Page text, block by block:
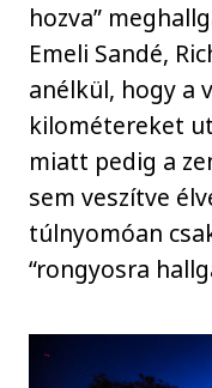
hozva”
Emeli Sandé,
anélkül, hogy a
kilométereket
miatt pedig a
sem veszítve
túlnyomóan
“rongyosra